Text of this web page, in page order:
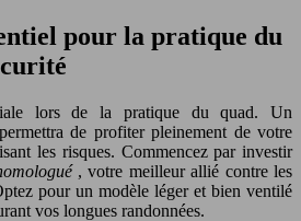
pour la pratique du
lors de la pratique du quad. Un
de profiter pleinement de votre
les risques. Commencez par investir
, votre meilleur allié contre les
pour un modèle léger et bien ventilé
vos longues randonnées.